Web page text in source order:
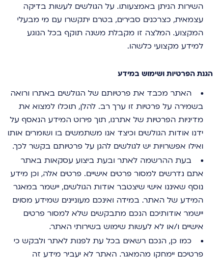
השירות הניתן באמצעותו. על הגולשים לעשות בדיקה
עצמאית, כצרכנים סבירים, בטרם יתקשרו עם מי מבעלי
המקצוע. המלצה זו מקבלת משנה תוקף בכל הנוגע
למידע מקצועי כלשהו.
הגנת הפרטיות ושימוש במידע
האתר מכבד את פרטיותם של הגולשים באתרו ורואה
בשמירה על פרטיות זו ערך רב. להלן, תוכלו למצוא את
מדיניות הפרטיות של אתרנו, תוך פירוט המידע הנאסף על
ידנו אודות הגולשים וכיצד אנו משתמשים בו ושומרים אותו
ואילו אפשרויות יש לגולשים להגן על פרטיותם בקשר לכך.
בעת ההרשמה לאתר ובעת ביצוע עסקאות באתר
אתם נדרשים למסור פרטים אישיים. פרטים אלה, וכן מידע
נוסף שאיננו אישי שיצטבר אודות הגולשים, יישמר במאגר
המידע של האתר. במידה ואינכם מעוניינים שמידע מסוים
יישמר אודותיכם הנכם מתבקשים שלא למסור פרטים
אישיים ו/או לא לעשות שימוש בשירותי האתר.
כמו כן, הנכם רשאים בכל עת לפנות לאתר ולבקש כי
פרטיכם יימחקו מהמאגר. האתר לא יעביר מידע זה